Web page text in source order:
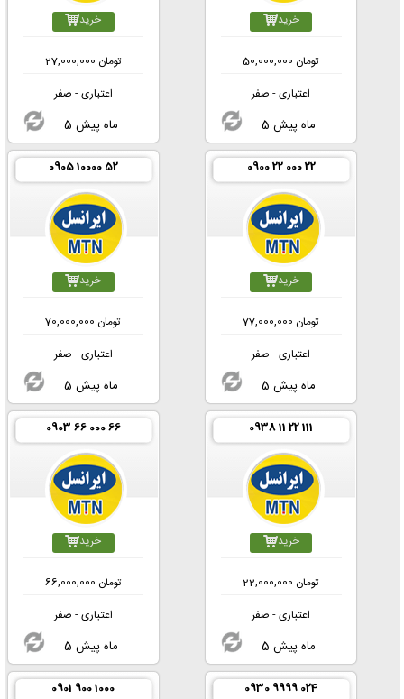
خرید
50,000,000 تومان
اعتباری - صفر
5 ماه پیش
خرید
27,000,000 تومان
اعتباری - صفر
5 ماه پیش
0900 22 000 22
خرید
77,000,000 تومان
اعتباری - صفر
5 ماه پیش
0905 10000 52
خرید
70,000,000 تومان
اعتباری - صفر
5 ماه پیش
0938 11 22 111
خرید
22,000,000 تومان
اعتباری - صفر
5 ماه پیش
0903 66 000 66
خرید
66,000,000 تومان
اعتباری - صفر
5 ماه پیش
0930 9999 024
0901 900 1000